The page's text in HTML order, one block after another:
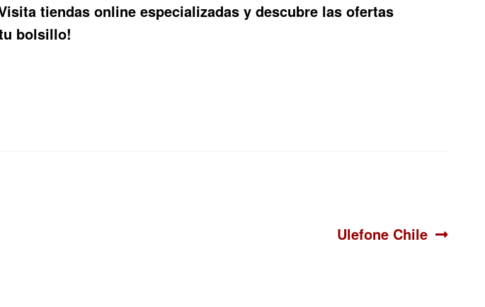
tiendas online especializadas y descubre las ofertas
bolsillo!
Siguiente:
Ulefone Chile